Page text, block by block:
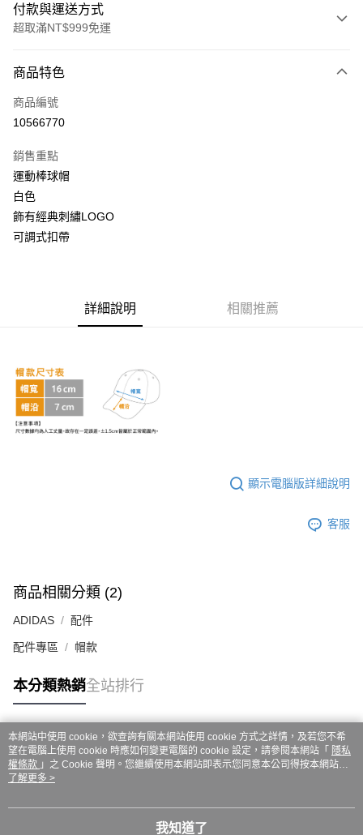
付款與運送方式
超取滿NT$999免運
信用卡一次付款
超商取貨付款
Apple Pay
街口支付
悠遊付
【關於「AFTEE先享後付」】
AFTEE先享後付是「在收到商品之後才付款」的支付方式。 讓您購物簡單
３．安心：先確認商品／服務後，再付款。
【「AFTEE先享後付」結帳流程】
１．於結帳方式選擇「AFTEE先享後付」後，將跳轉至「AFTEE先享後付」
結帳頁面，進行簡訊認證並確認金額後，即可完成結帳。
ATM／網路銀行／等多元方式進行付款，方視為交易完成。
※ 請注意：結帳手續完成當下不需立刻繳費，但若您需要取消訂單，請聯絡
※ 交易是否成功請以「AFTEE先享後付 」之結帳頁面顯示為準，若有關於
【注意事項】
易，需依本服務之必要範圍內提供個人資料，並將交易相關給付款項請求債
２．關於個人資料處理事宜，請瀏覽以下網址：
３．未成年的使用者請事先徵得法定代理人或監護人之同意方可使用
「AFTEE先享後付」，若未經同意申辦者引起之損失，本公司不負相關責
４．使用「AFTEE先享後付」時，將依據個別帳號之用戶狀況，依本公司即
時審查核予不同之上限額度；若仍有額度不足之情形，本公司將視審查結果
請求用戶進行身份認證。
５．嚴禁一人註冊多個帳號或使用他人資訊註冊。若發現惡意使用之情形，
恩沛科技股份有限公司將有權停止該用戶之使用額度並採取法律行動。
全家取貨付款
每筆NT$60，滿NT$999(含以上)免運費
付款後全家取貨
嘉里大榮宅配
商品特色
商品編號
10566770
銷售重點
運動棒球帽
白色
飾有經典刺繡LOGO
可調式扣帶
詳細說明 相關推薦
顯示電腦版詳細說明
客服
商品相關分類 (2)
ADIDAS 配件
配件專區 帽款
本分類熱銷全站排行
熱門標籤
本網站中使用 cookie，欲查詢有關本網站使用 cookie 方式之詳情，及若您不希
望在電腦上使用 cookie 時應如何變更電腦的 cookie 設定，請參閱本網站「 隱私
權條款 」之 Cookie 聲明。您繼續使用本網站即表示您同意本公司得按本網站使
用條款之 Cookie 聲明使用 cookie。
了解更多 >
我知道了